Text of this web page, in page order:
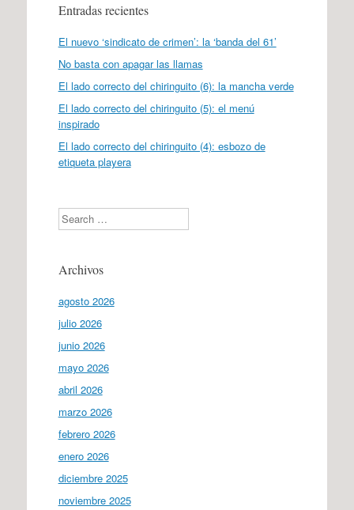
Entradas recientes
El nuevo ‘sindicato de crimen’: la ‘banda del 61’
No basta con apagar las llamas
El lado correcto del chiringuito (6): la mancha verde
El lado correcto del chiringuito (5): el menú
inspirado
El lado correcto del chiringuito (4): esbozo de
etiqueta playera
Search
Archivos
agosto 2026
julio 2026
junio 2026
mayo 2026
abril 2026
marzo 2026
febrero 2026
enero 2026
diciembre 2025
noviembre 2025